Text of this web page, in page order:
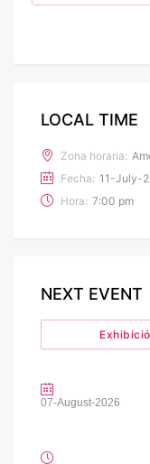
LOCAL TIME
Zona horaria:
Fecha: 11-July-
Hora: 7:00 pm
NEXT EVENT
07-August-2026